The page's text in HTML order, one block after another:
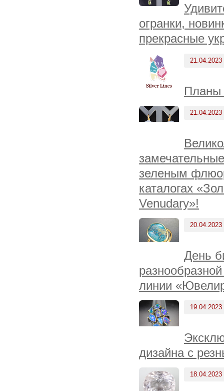
огранки,
прекрасные
21.04.2023
Планы
21.04.2023
зеленым
каталогах
Venudary»!
20.04.2023
День
линии
19.04.2023
дизайна с
18.04.2023